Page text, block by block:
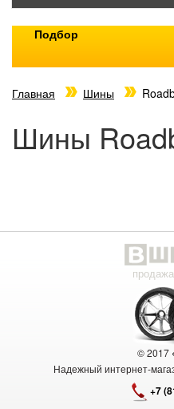
Подбор
Главная Шины
Шины
© 2017
Надежный интернет-
+7